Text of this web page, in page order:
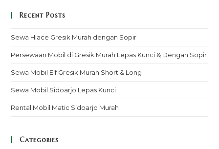
Recent Posts
Sewa Hiace Gresik Murah dengan Sopir
Persewaan Mobil di Gresik Murah Lepas Kunci & Dengan Sopir
Sewa Mobil Elf Gresik Murah Short & Long
Sewa Mobil Sidoarjo Lepas Kunci
Rental Mobil Matic Sidoarjo Murah
Categories